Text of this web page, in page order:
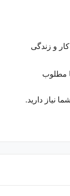
و زندگی
مطلوب
نیاز دارید.